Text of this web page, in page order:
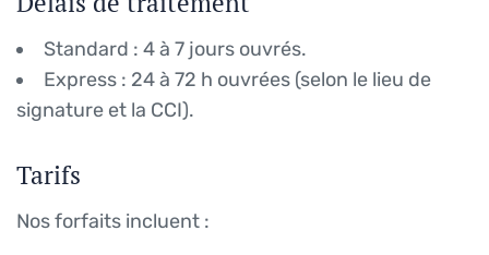
Standard : 4 à 7 jours ouvrés.
Express : 24 à 72 h ouvrées (selon le lieu de
signature et la CCI).
Tarifs
Nos forfaits incluent :